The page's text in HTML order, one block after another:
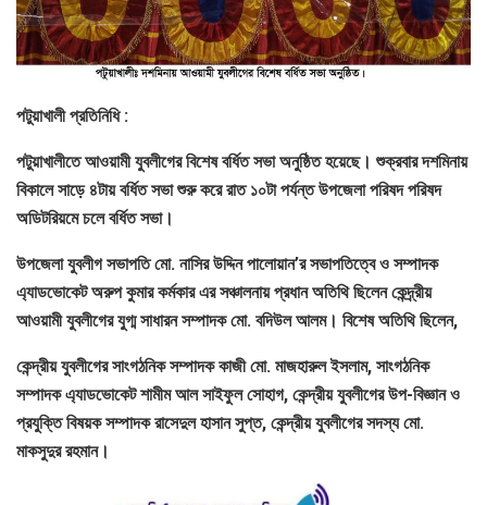
পটুয়াখালী প্রতিনিধি :
পটুয়াখালীতে আওয়ামী যুবলীগের বিশেষ বর্ধিত সভা অনুষ্ঠিত হয়েছে। শুক্রবার দশমিনায়
বিকালে সাড়ে ৪টায় বর্ধিত সভা শুরু করে রাত ১০টা পর্যন্ত উপজেলা পরিষদ পরিষদ
অডিটরিয়মে চলে বর্ধিত সভা।
উপজেলা যুবলীগ সভাপতি মো. নাসির উদ্দিন পালোয়ান’র সভাপতিত্বে ও সম্পাদক
এ্যাডভোকেট অরুপ কুমার কর্মকার এর সঞ্চালনায় প্রধান অতিথি ছিলেন কেন্দ্র্রীয়
আওয়ামী যুবলীগের যুগ্ম সাধারন সম্পাদক মো. বদিউল আলম। বিশেষ অতিথি ছিলেন,
কেন্দ্রীয় যুবলীগের সাংগঠনিক সম্পাদক কাজী মো. মাজহারুল ইসলাম, সাংগঠনিক
সম্পাদক এ্যাডভোকেট শামীম আল সাইফুল সোহাগ, কেন্দ্রীয় যুবলীগের উপ-বিজ্ঞান ও
প্রযুক্তি বিষয়ক সম্পাদক রাসেদুল হাসান সুপ্ত, কেন্দ্রীয় যুবলীগের সদস্য মো.
মাকসুদুর রহমান।